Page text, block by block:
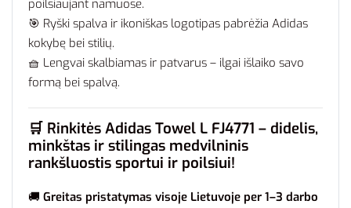
poilsiaujant namuose.
🎯 Ryški spalva ir ikoniškas logotipas pabrėžia Adidas
kokybę bei stilių.
🧺 Lengvai skalbiamas ir patvarus – ilgai išlaiko savo
formą bei spalvą.
🛒 Rinkitės Adidas Towel L FJ4771 – didelis,
minkštas ir stilingas medvilninis
rankšluostis sportui ir poilsiui!
🚚 Greitas pristatymas visoje Lietuvoje per 1–3 darbo